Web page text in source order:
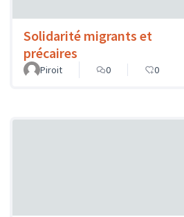
Solidarité migrants et
précaires
Piroit
0 0